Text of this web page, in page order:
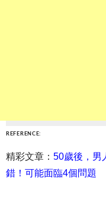
REFERENCE:
精彩文章： 50歲後，男
錯！可能面臨4個問題